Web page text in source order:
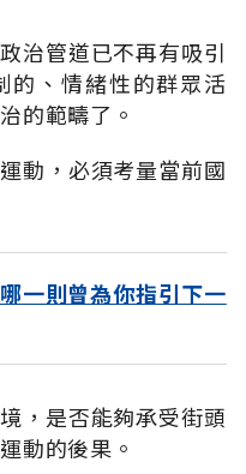
治管道已不再有吸引
的、情緒性的群眾活
的範疇了。
動，必須考量當前國
一則曾為你指引下一
，是否能夠承受街頭
動的後果。